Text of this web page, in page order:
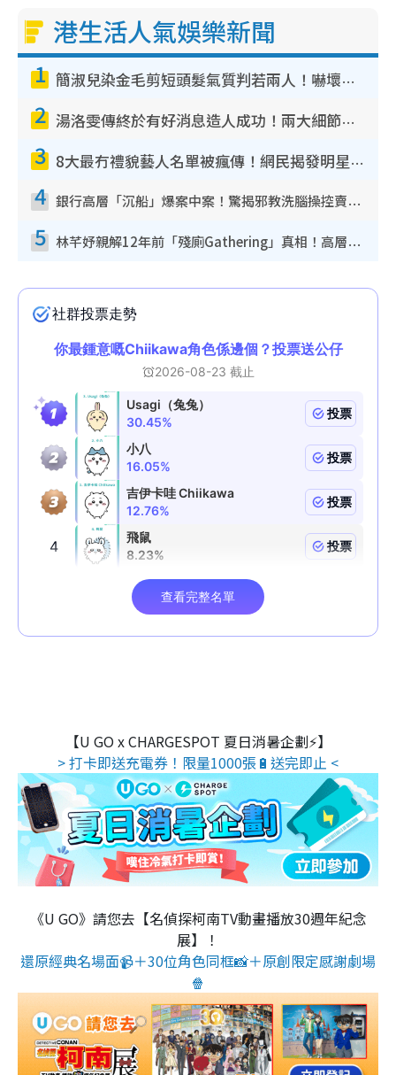
港生活人氣娛樂新聞
1 簡淑兒染金毛剪短頭髮氣質判若兩人！嚇壞老公麥大力都認唔出：「你做咩事？」
2 湯洛雯傳終於有好消息造人成功！兩大細節曝孕味極濃惹猜測：大肚婆先會咁！
3 8大最冇禮貌藝人名單被瘋傳！網民揭發明星真面目 一致數臭呢位係無品天花板？
4 銀行高層「沉船」爆案中案！驚揭邪教洗腦操控賣淫被吞600萬 幕後黑手講多錯多
5 林芊妤親解12年前「殘廁Gathering」真相！高層解約一句話重創尊嚴至今拒返TVB
【U GO x CHARGESPOT 夏日消暑企劃⚡】
> 打卡即送充電券！限量1000張🔋送完即止 <
《U GO》請您去【名偵探柯南TV動畫播放30週年紀念
展】！
還原經典名場面📹＋30位角色同框📸＋原創限定感謝劇場
🍿